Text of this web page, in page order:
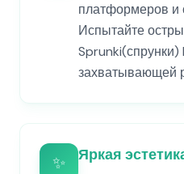
платформеров и
Испытайте
Sprunki(спрунки)
захватывающей
✨ Яркая